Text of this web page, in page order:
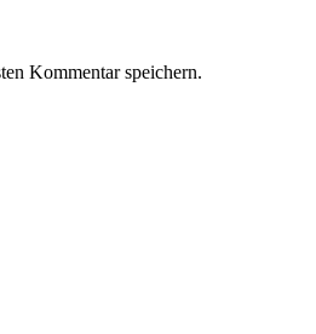
Kommentar speichern.